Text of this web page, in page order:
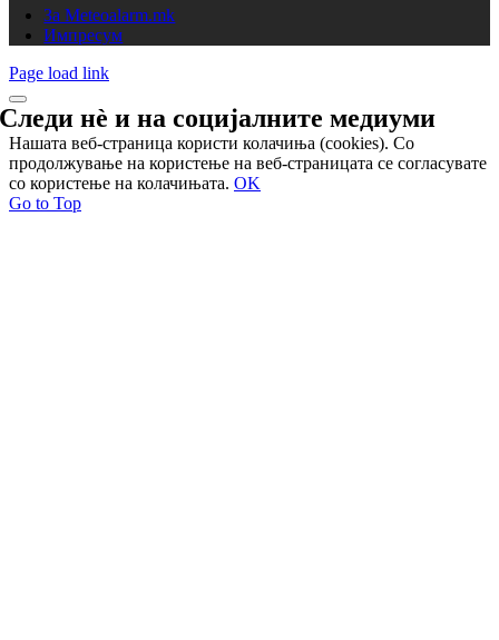
За Meteoalarm.mk
Импресум
Page load link
Следи нѐ и насоцијалните медиуми
Нашата веб-страница користи колачиња (cookies). Со
продолжување на користење на веб-страницата се согласувате
со користење на колачињата. OK
Go to Top